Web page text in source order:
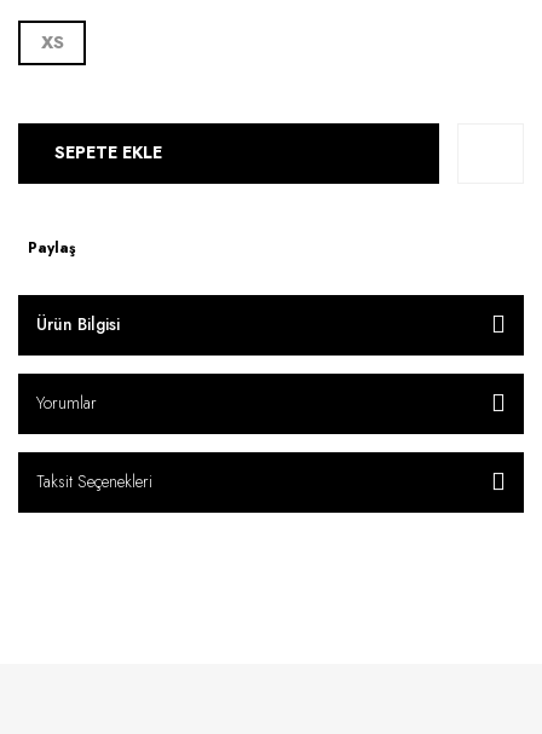
XS
SEPETE EKLE
Paylaş
Ürün Bilgisi
Yorumlar
Taksit Seçenekleri